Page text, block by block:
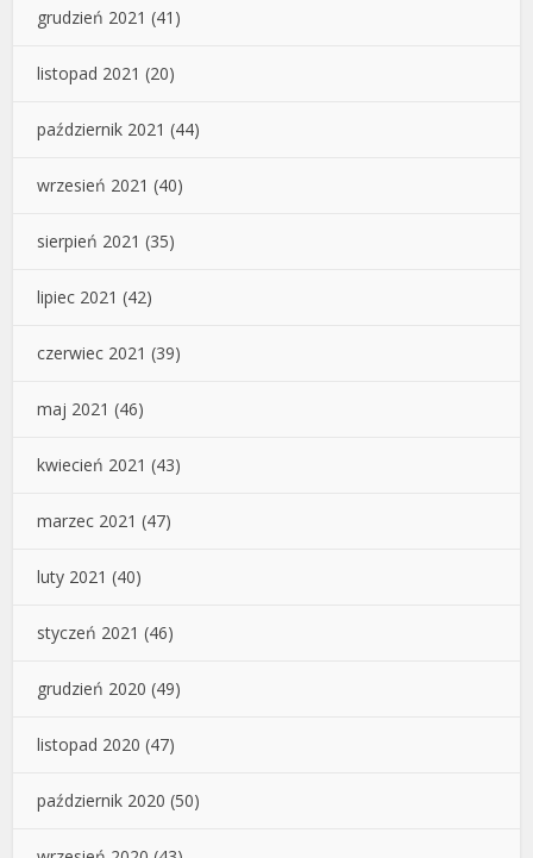
grudzień 2021 (41)
listopad 2021 (20)
październik 2021 (44)
wrzesień 2021 (40)
sierpień 2021 (35)
lipiec 2021 (42)
czerwiec 2021 (39)
maj 2021 (46)
kwiecień 2021 (43)
marzec 2021 (47)
luty 2021 (40)
styczeń 2021 (46)
grudzień 2020 (49)
listopad 2020 (47)
październik 2020 (50)